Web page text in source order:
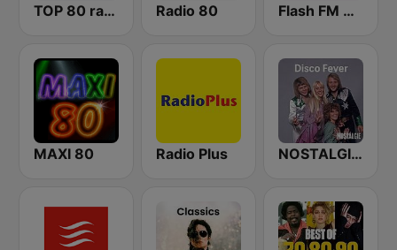
TOP 80 radio Radio 80 Flash FM 80's
MAXI 80 Radio Plus NOSTALGIE DISCO FEVER